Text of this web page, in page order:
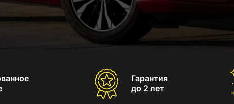
Гарантия
до 2 лет